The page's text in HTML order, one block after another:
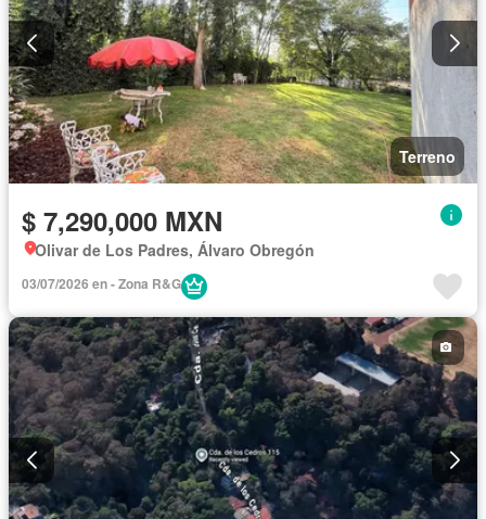
Terreno
$ 7,290,000 MXN
Olivar de Los Padres, Álvaro Obregón
03/07/2026 en - Zona R&G